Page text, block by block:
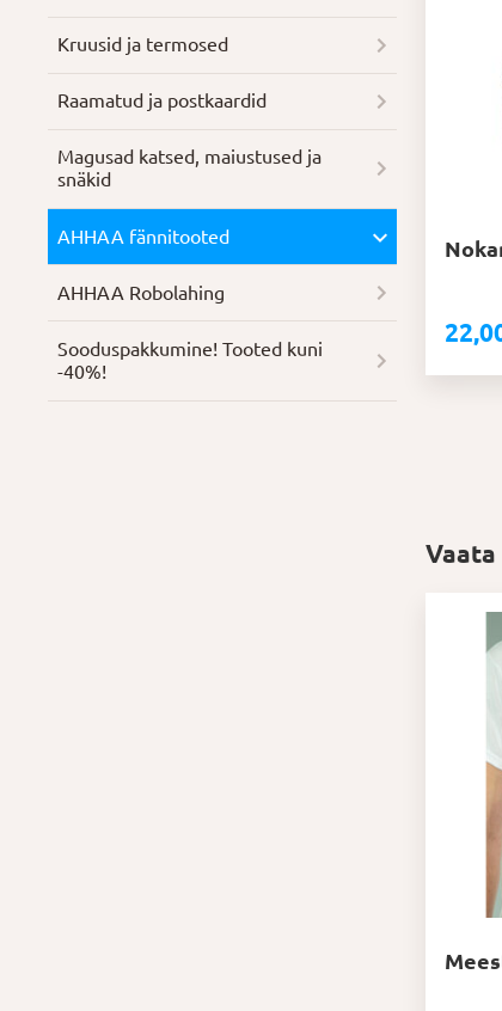
Vaata
Kruusid ja termosed
Raamatud ja postkaardid
Magusad katsed, maiustused ja
snäkid
AHHAA fännitooted
AHHAA Robolahing
Soodus­pakkumine! Tooted kuni
-40%!